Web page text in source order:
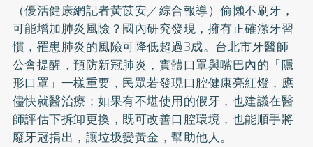
（優活健康網記者黃苡安／綜合報導）偷懶不刷牙，
可能增加肺炎風險？國內研究發現，擁有正確潔牙習
慣，罹患肺炎的風險可降低超過3成。台北市牙醫師
公會提醒，預防新冠肺炎，實體口罩與嘴巴內的「隱
形口罩」一樣重要，民眾若發現口腔健康亮紅燈，應
儘快就醫治療；如果有不堪使用的假牙 ，也建議在醫
師評估下拆卸更換，既可改善口腔環境，也能順手將
廢牙冠捐出，讓垃圾變黃金，幫助他人。